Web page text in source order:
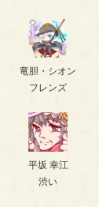
竜胆・シオン
フレンズ
平坂 幸江
渋い